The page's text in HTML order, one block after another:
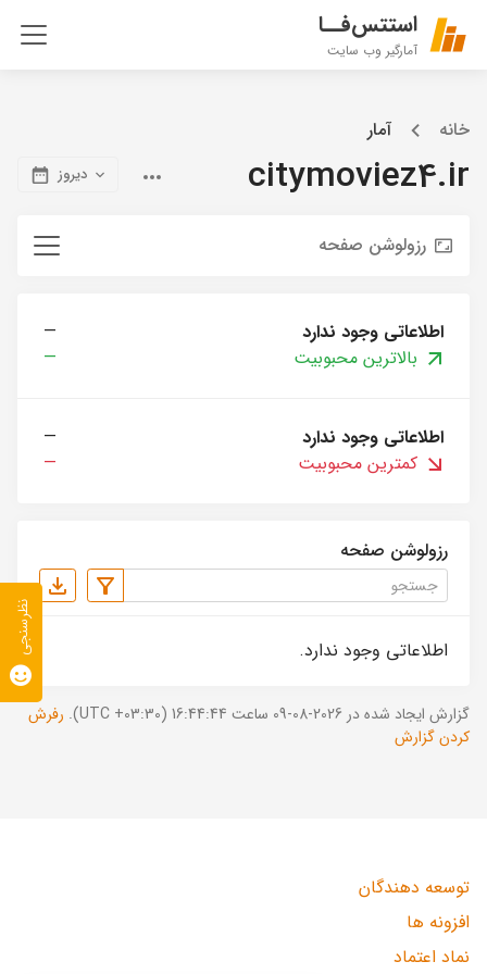
استتس‌فــا
آمارگیر وب سایت
خانه آمار
citymoviez4.ir دیروز
رزولوشن صفحه
اطلاعاتی وجود ندارد
—
بالاترین محبوبیت
—
اطلاعاتی وجود ندارد
—
کمترین محبوبیت
—
رزولوشن صفحه
اطلاعاتی وجود ندارد.
گزارش ایجاد شده در 2026-08-09 ساعت 16:44:44 (UTC +03:30).
رفرش
کردن گزارش
توسعه دهندگان
افزونه ها
نماد اعتماد
نظرسنجی